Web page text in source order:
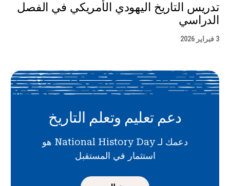
تدريس التاريخ اليهودي الأمريكي في الفصل
الدراسي
3 فبراير 2026
دعم تعليم وتعلم التاريخ
دعمك لـ National History Day هو
استثمار في المستقبل